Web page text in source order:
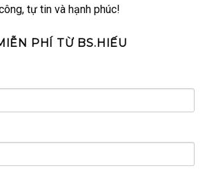
tự tin và hạnh phúc!
PHÍ TỪ BS.HIẾU